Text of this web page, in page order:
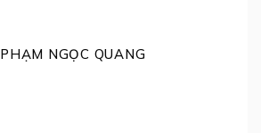
PHẠM NGỌC QUANG